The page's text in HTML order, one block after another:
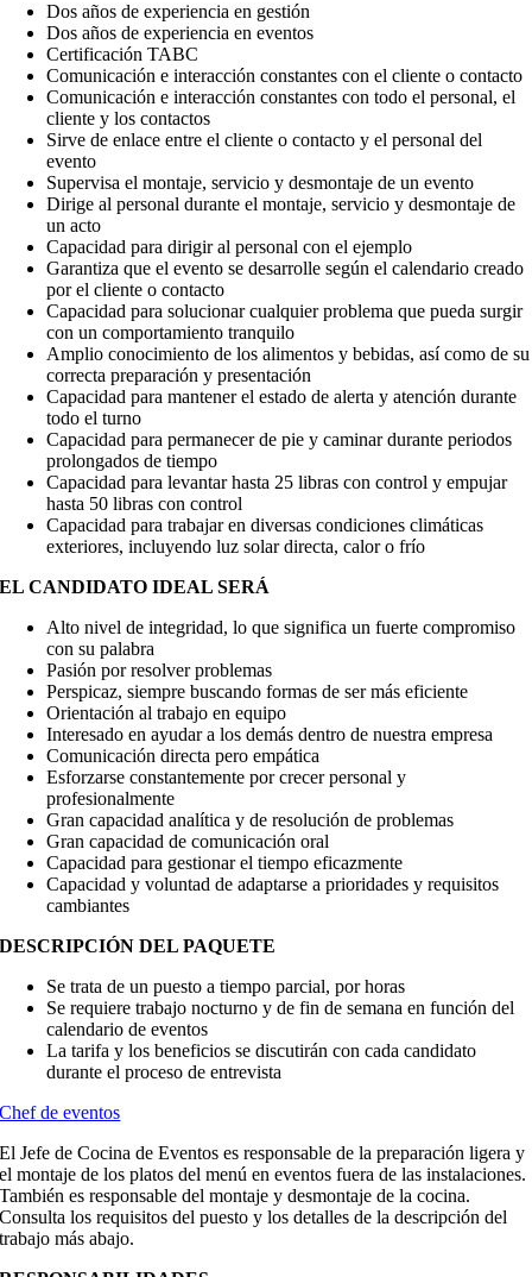
Dos años de experiencia en gestión
Dos años de experiencia en eventos
Certificación TABC
Comunicación e interacción constantes con el cliente o contacto
Comunicación e interacción constantes con todo el personal, el
cliente y los contactos
Sirve de enlace entre el cliente o contacto y el personal del
evento
Supervisa el montaje, servicio y desmontaje de un evento
Dirige al personal durante el montaje, servicio y desmontaje de
un acto
Capacidad para dirigir al personal con el ejemplo
Garantiza que el evento se desarrolle según el calendario creado
por el cliente o contacto
Capacidad para solucionar cualquier problema que pueda surgir
con un comportamiento tranquilo
Amplio conocimiento de los alimentos y bebidas, así como de su
correcta preparación y presentación
Capacidad para mantener el estado de alerta y atención durante
todo el turno
Capacidad para permanecer de pie y caminar durante periodos
prolongados de tiempo
Capacidad para levantar hasta 25 libras con control y empujar
hasta 50 libras con control
Capacidad para trabajar en diversas condiciones climáticas
exteriores, incluyendo luz solar directa, calor o frío
EL CANDIDATO IDEAL SERÁ
Alto nivel de integridad, lo que significa un fuerte compromiso
con su palabra
Pasión por resolver problemas
Perspicaz, siempre buscando formas de ser más eficiente
Orientación al trabajo en equipo
Interesado en ayudar a los demás dentro de nuestra empresa
Comunicación directa pero empática
Esforzarse constantemente por crecer personal y
profesionalmente
Gran capacidad analítica y de resolución de problemas
Gran capacidad de comunicación oral
Capacidad para gestionar el tiempo eficazmente
Capacidad y voluntad de adaptarse a prioridades y requisitos
cambiantes
DESCRIPCIÓN DEL PAQUETE
Se trata de un puesto a tiempo parcial, por horas
Se requiere trabajo nocturno y de fin de semana en función del
calendario de eventos
La tarifa y los beneficios se discutirán con cada candidato
durante el proceso de entrevista
Chef de eventos
El Jefe de Cocina de Eventos es responsable de la preparación ligera y
el montaje de los platos del menú en eventos fuera de las instalaciones.
También es responsable del montaje y desmontaje de la cocina.
Consulta los requisitos del puesto y los detalles de la descripción del
trabajo más abajo.